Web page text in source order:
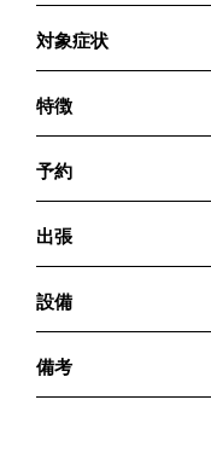
対象症状
特徴
予約
出張
設備
備考